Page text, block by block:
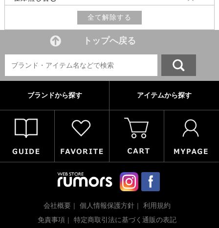
全て解除する
トップへ戻る
ブランドから探す アイテムから探す
会社概要 個人情報保護方針
利用規約
免責事項
特定商取引法に基づく通販の表記